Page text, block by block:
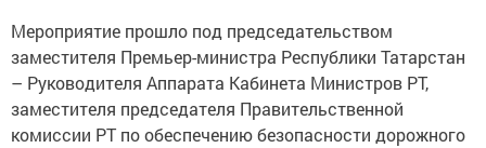
Мероприятие прошло под председательством
заместителя Премьер-министра Республики Татарстан
– Руководителя Аппарата Кабинета Министров РТ,
заместителя председателя Правительственной
комиссии РТ по обеспечению безопасности дорожного